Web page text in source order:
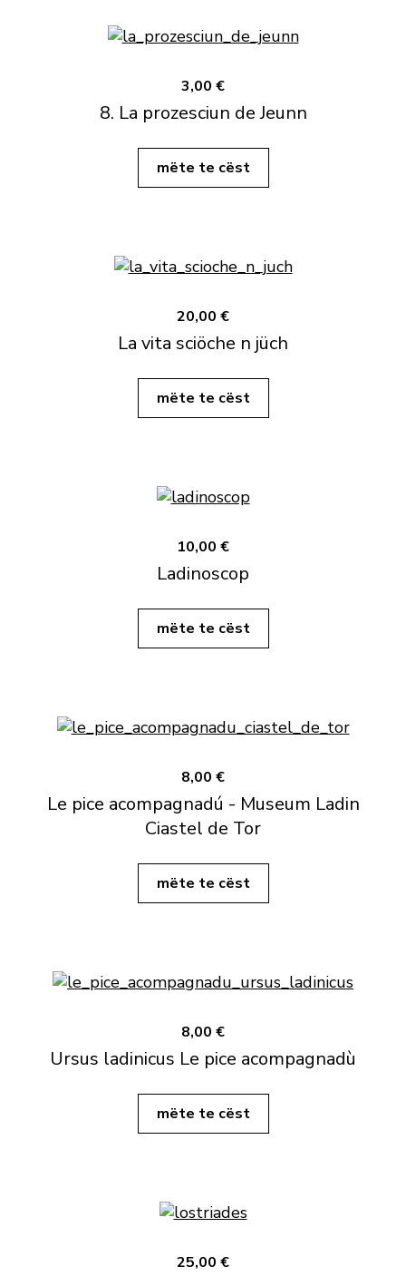
3,00 €
8. La prozesciun de Jeunn
mëte te cëst
20,00 €
La vita sciöche n jüch
mëte te cëst
10,00 €
Ladinoscop
mëte te cëst
8,00 €
Le pice acompagnadú - Museum Ladin
Ciastel de Tor
mëte te cëst
8,00 €
Ursus ladinicus Le pice acompagnadù
mëte te cëst
25,00 €